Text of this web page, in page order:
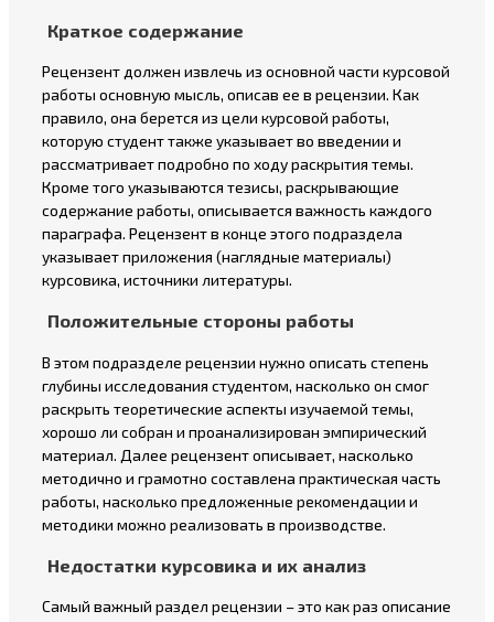
Краткое содержание
Рецензент должен извлечь из основной части курсовой
работы основную мысль, описав ее в рецензии. Как
правило, она берется из цели курсовой работы,
которую студент также указывает во введении и
рассматривает подробно по ходу раскрытия темы.
Кроме того указываются тезисы, раскрывающие
содержание работы, описывается важность каждого
параграфа. Рецензент в конце этого подраздела
указывает приложения (наглядные материалы)
курсовика, источники литературы.
Положительные стороны работы
В этом подразделе рецензии нужно описать степень
глубины исследования студентом, насколько он смог
раскрыть теоретические аспекты изучаемой темы,
хорошо ли собран и проанализирован эмпирический
материал. Далее рецензент описывает, насколько
методично и грамотно составлена практическая часть
работы, насколько предложенные рекомендации и
методики можно реализовать в производстве.
Недостатки курсовика и их анализ
Самый важный раздел рецензии – это как раз описание